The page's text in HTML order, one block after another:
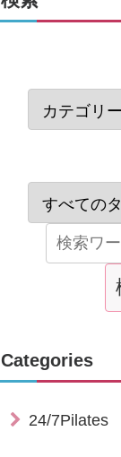
Categories
24/7Pilates